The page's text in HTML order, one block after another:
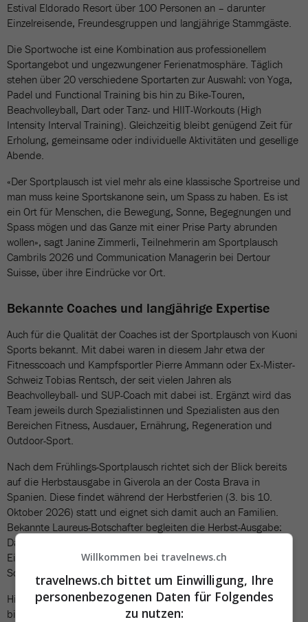
Estival Eldorado Resort über 100 Personen an – darunter
Einzelreisende, Freundesgruppen und langjährige Stammgäste.
Die Sportwoche ist eine Kombination aus professionellem
Sportangebot und ungezwungener Ferienatmosphäre. Täglich
stehen über 20 verschiedene Sportarten zur Auswahl: von Yoga,
Padel und Functional Training bis hin zu Bike-Touren,
Beachvolleyball, Dart oder Tanz- und HIIT-Workouts (High
Intensity Interval Training). Gleichzeitig bleibt genügend Zeit für
Erholung, gemeinsame oder individuelle Aktivitäten und gesellige
Abende.
«Der Sportplausch ist viel mehr als eine klassische Sportreise und
man muss keine Sportskanone sein, um Spass zu haben. Es ist
ein Ort für Menschen, die Bewegung, Sonne, Begegnungen und
Spass mögen und das Ganze mit einer Prise Party abrunden
wollen», sagt Janine Zimmerli, Teilnehmerin am Sportplausch
Cambrils 2026 und Communication Managerin bei Dertour
Suisse, über ihre Eindrücke vor Ort.
Bekannte Coaches und langjährige Expertise
Auch für die Qualität der Coaches ist der Sportplausch von Kuoni
Sports bekannt. Mit dabei waren in diesem Jahr etwa der
Fitnesscoach und Kampfsportler Pierre Ammann oder Ex-Mister-
Schweiz Tobias Rentsch, der seit vielen Jahren als
Beachvolleyball- und SUP-Coach mit dabei ist. Ergänzt wird das
Team jeweils durch Spezialistinnen und Spezialisten aus den
Bereichen Fitness, Ausdauer, Ernährung, Regeneration und
Outdoor-Sport.
Nach dem Frühlings-Sportplausch richtet sich der Blick bereits
auf die Herbstausgabe in Giverola an der Costa Brava in
Spanien. Diese findet während der Herbstferien (3. bis 10.
Oktober 2026) statt und eignet sich damit auch an Familien.
Bekannte Laureus-Botschafter begleiten die Herbst-Ausgabe:
Darunter befinden sich die Triathletin Nicola Spirig, die
Eiskunstlauf-Europameisterin Sarah von Berkel sowie der
Schwingerkönig Christian Stucki.
Hier sind einige Eindrücke der Sportwoche in Cambrils vom 16.
bis 23. Mai 2026:
Willkommen bei travelnews.ch
travelnews.ch bittet um Einwilligung, Ihre
personenbezogenen Daten für Folgendes
zu nutzen: